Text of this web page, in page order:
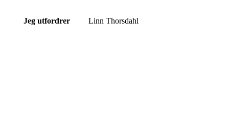
Jeg utfordrer Linn Thorsdahl